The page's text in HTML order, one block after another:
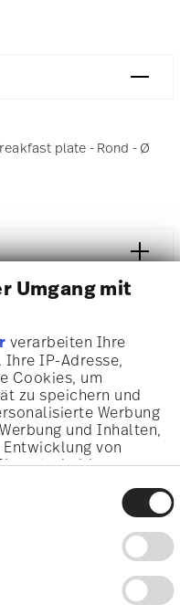
Umgang mit
verarbeiten Ihre
Ihre IP-Adresse,
Cookies, um
zu speichern und
Werbung
und Inhalten,
von
entscheiden
über die
auf das
oder widerrufen
geografische Lage
plate - Rond - Ø
10222
ET DE
danger pour le contact